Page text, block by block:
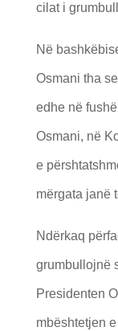
cilat i
Në
Osmani tha
edhe në
Osmani, në
e
mërgata janë
Ndërkaq
grumbullojnë
Presidenten
mbështetjen